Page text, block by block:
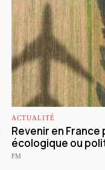
ACTUALITÉ
Revenir en
écologique ou
FM